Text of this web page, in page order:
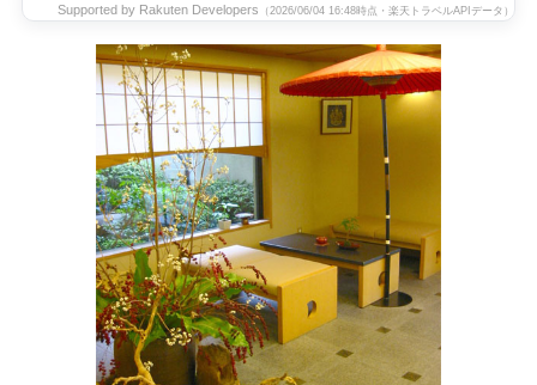
Supported by Rakuten Developers （2026/06/04 16:48時点・楽天トラベルAPIデータ）